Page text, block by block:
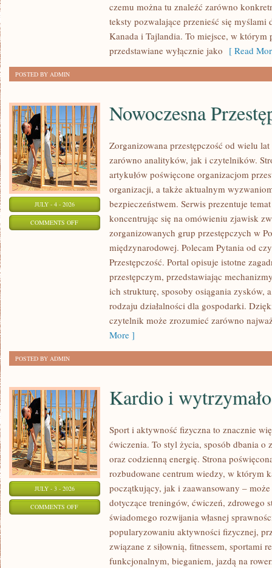
czemu można tu znaleźć zarówno
teksty pozwalające przenieść się myślami
Kanada i Tajlandia. To miejsce, w którym
przedstawiane wyłącznie jako [ Read
POSTED BY ADMIN
JULY - 4 - 2026
COMMENTS OFFON
NOWOCZESNA
PRZESTĘPCZOŚĆ
Nowoczesna
Zorganizowana przestępczość od wielu
zarówno analityków, jak i czytelników.
artykułów poświęcone organizacjom
organizacji, a także aktualnym
bezpieczeństwem. Serwis prezentuje
koncentrując się na omówieniu zjawisk
zorganizowanych grup przestępczych w
międzynarodowej. Polecam Pytania od
Przestępczość. Portal opisuje istotne
przestępczym, przedstawiając
ich strukturę, sposoby osiągania zysków,
rodzaju działalności dla gospodarki.
czytelnik może zrozumieć zarówno
More ]
POSTED BY ADMIN
JULY - 3 - 2026
COMMENTS OFFON
WYTRZYMAŁOŚĆ
Kardio i
Sport i aktywność fizyczna to znacznie
ćwiczenia. To styl życia, sposób dbania o
oraz codzienną energię. Strona
rozbudowane centrum wiedzy, w którym
początkujący, jak i zaawansowany –
dotyczące treningów, ćwiczeń, zdrowego
świadomego rozwijania własnej
popularyzowaniu aktywności fizycznej,
związane z siłownią, fitnessem, sportami
funkcjonalnym, bieganiem, jazdą na